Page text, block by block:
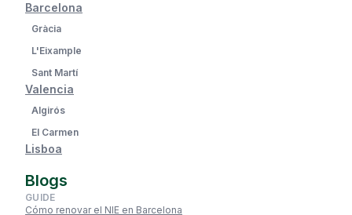
Barcelona
Gràcia
L'Eixample
Sant Martí
Valencia
Algirós
El Carmen
Lisboa
Blogs
GUIDE
Cómo renovar el NIE en Barcelona